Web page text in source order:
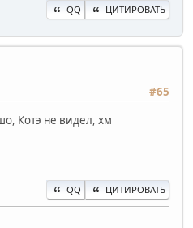
QQ ЦИТИРОВАТЬ
#65
Котэ не видел, хм
QQ ЦИТИРОВАТЬ